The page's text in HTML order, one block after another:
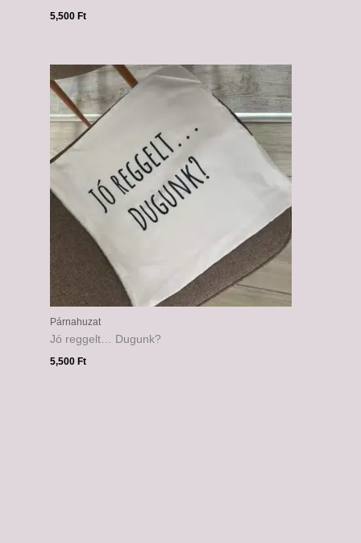
5,500Ft
Párnahuzat
Jó reggelt… Dugunk?
5,500 Ft